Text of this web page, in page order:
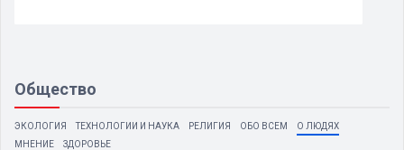
Общество
ЭКОЛОГИЯ ТЕХНОЛОГИИ И НАУКА РЕЛИГИЯ ОБО ВСЕМ
О ЛЮДЯХ
МНЕНИЕ
ЗДОРОВЬЕ